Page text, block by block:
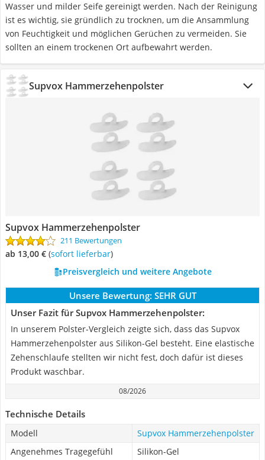
Wasser und milder Seife gereinigt werden. Nach der Reinigung
ist es wichtig, sie gründlich zu trocknen, um die Ansammlung
von Feuchtigkeit und möglichen Gerüchen zu vermeiden. Sie
sollten an einem trockenen Ort aufbewahrt werden.
Supvox Hammerzehenpolster
Supvox Hammerzehenpolster
211 Bewertungen
ab 13,00 € ( Sofort lieferbar)
Preisvergleich und weitere Angebote
Unsere Bewertung: SEHR GUT
Unser Fazit für Supvox Hammerzehenpolster:
In unserem Polster-Vergleich zeigte sich, dass das Supvox
Hammerzehenpolster aus Silikon-Gel besteht. Eine elastische
Zehenschlaufe stellten wir nicht fest, doch dafür ist dieses
Produkt waschbar.
08/2026
Technische Details
Modell
Supvox Hammerzehenpolster
Angenehmes Tragegefühl
Silikon-Gel